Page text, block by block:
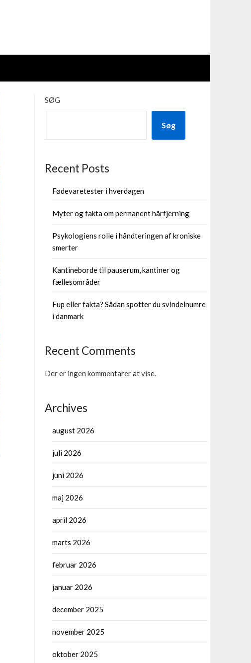
SØG
Søg
Recent Posts
Fødevaretester i hverdagen
Myter og fakta om permanent hårfjerning
Psykologiens rolle i håndteringen af kroniske
smerter
Kantineborde til pauserum, kantiner og
fællesområder
Fup eller fakta? Sådan spotter du svindelnumre
i danmark
Recent Comments
Der er ingen kommentarer at vise.
Archives
august 2026
juli 2026
juni 2026
maj 2026
april 2026
marts 2026
februar 2026
januar 2026
december 2025
november 2025
oktober 2025